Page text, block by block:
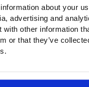
about your
advertising and
with other information
or that they’ve